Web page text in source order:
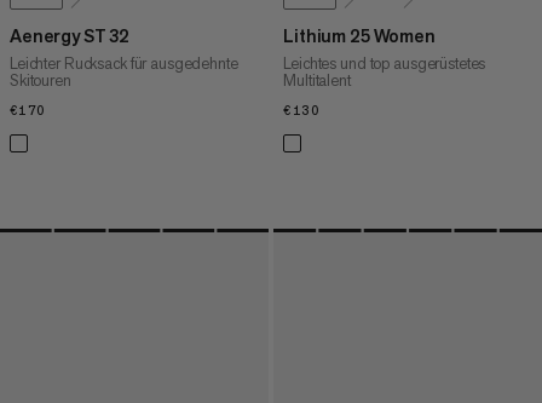
Aenergy ST 32
Leichter Rucksack für ausgedehnte
Skitouren
€170
Lithium 25 Women
Leichtes und top ausgerüstetes
Multitalent
€130